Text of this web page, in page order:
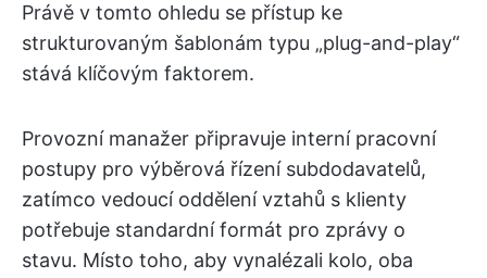
Právě v tomto ohledu se přístup ke
strukturovaným šablonám typu „plug-and-play“
stává klíčovým faktorem.
Provozní manažer připravuje interní pracovní
postupy pro výběrová řízení subdodavatelů,
zatímco vedoucí oddělení vztahů s klienty
potřebuje standardní formát pro zprávy o
stavu. Místo toho, aby vynalézali kolo, oba